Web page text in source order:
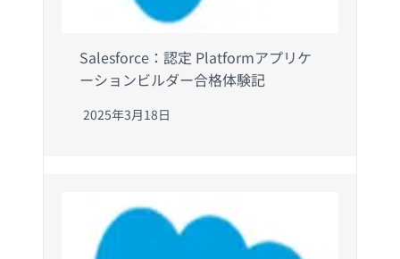
Salesforce：認定 Platformアプリケ
ーションビルダー合格体験記
2025年3月18日